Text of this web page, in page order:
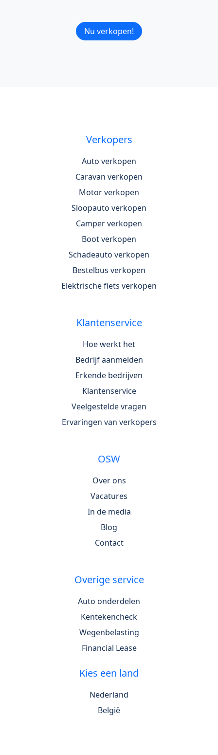
Nu verkopen!
Verkopers
Auto verkopen
Caravan verkopen
Motor verkopen
Sloopauto verkopen
Camper verkopen
Boot verkopen
Schadeauto verkopen
Bestelbus verkopen
Elektrische fiets verkopen
Klantenservice
Hoe werkt het
Bedrijf aanmelden
Erkende bedrijven
Klantenservice
Veelgestelde vragen
Ervaringen van verkopers
OSW
Over ons
Vacatures
In de media
Blog
Contact
Overige service
Auto onderdelen
Kentekencheck
Wegenbelasting
Financial Lease
Kies een land
Nederland
België